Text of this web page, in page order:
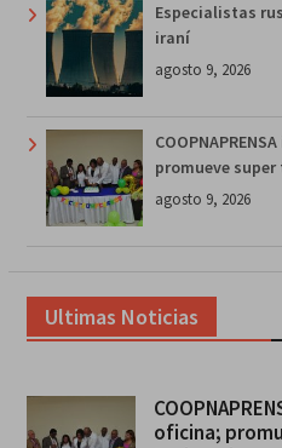
Especialistas
iraní
agosto 9, 2026
promueve
agosto 9, 2026
Ultimas Noticias
oficina;